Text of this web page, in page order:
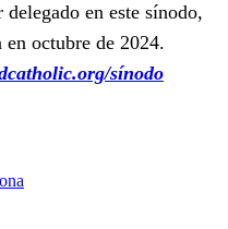
en este sínodo,
en octubre de 2024.
sínodo